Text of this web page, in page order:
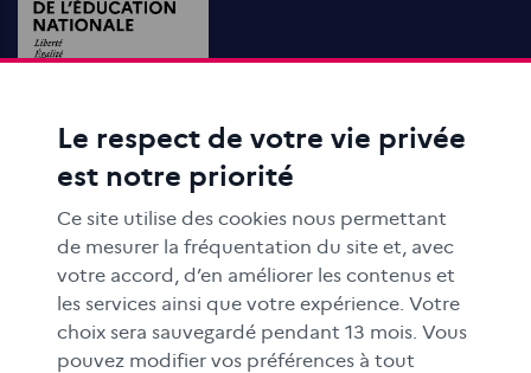
ACTIONS ÉDUCATIVES
FORMATION
RESSOURCES
MÉDIAS SCOLAIRES
FAMILLES
Le CLEMI
En académies
Le respect de votre vie privée
est notre priorité
Ce site utilise des cookies nous permettant
de mesurer la fréquentation du site et, avec
votre accord, d’en améliorer les contenus et
les services ainsi que votre expérience. Votre
choix sera sauvegardé pendant 13 mois. Vous
pouvez modifier vos préférences à tout